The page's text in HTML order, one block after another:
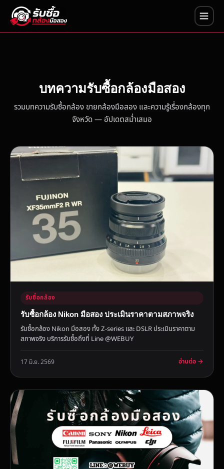
บทความรับซื้อกล้องมือสอง
รวมบทความรับซื้อกล้อง ขายกล้องมือสอง และความรู้เรื่องกล้องทุก
จังหวัด — อัปเดตสม่ำเสมอ
รับซื้อกล้อง
รับซื้อกล้อง Nikon มือสอง ประเมินราคาตามสภาพจริง
รับซื้อกล้อง Nikon มือสอง ทั้ง Z-series และ DSLR ประเมินราคาตาม
สภาพจริง บริการรับซื้อถึงที่ Line @WEBUY
17 มิ.ย. 2569 อ่านต่อ →